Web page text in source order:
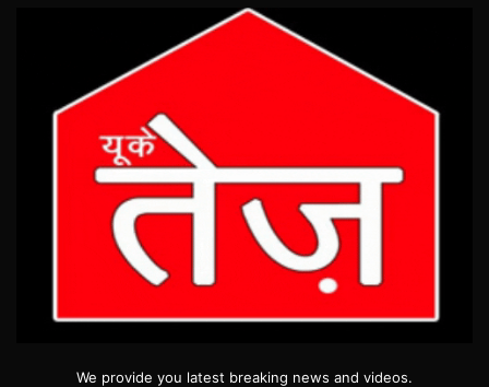
We provide you latest breaking news and videos.